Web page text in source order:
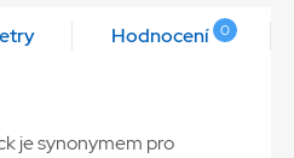
Hodnocení 0
je synonymem pro